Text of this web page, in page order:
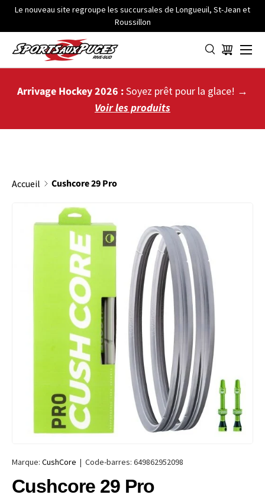
ALLER AU CONTENU
Le nouveau site regroupe les succursales de Longueuil, St-Jean et
Roussillon
Panier
Menu
Arrivage Hockey 2026 :Soyez prêt pour la glace! →
Voir les produits
Accueil Cushcore 29 Pro
PASSER AUX INFORMATIONS PRODUITS
Marque: CushCore | Code-barres: 649862952098
Cushcore 29 Pro